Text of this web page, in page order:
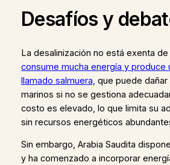
Desafíos y
La desalinización no está exenta de
consume mucha energía y produce
llamado salmuera, que puede
marinos si no se gestiona
costo es elevado, lo que limita su
sin recursos energéticos
Sin embargo, Arabia Saudita
y ha comenzado a incorporar